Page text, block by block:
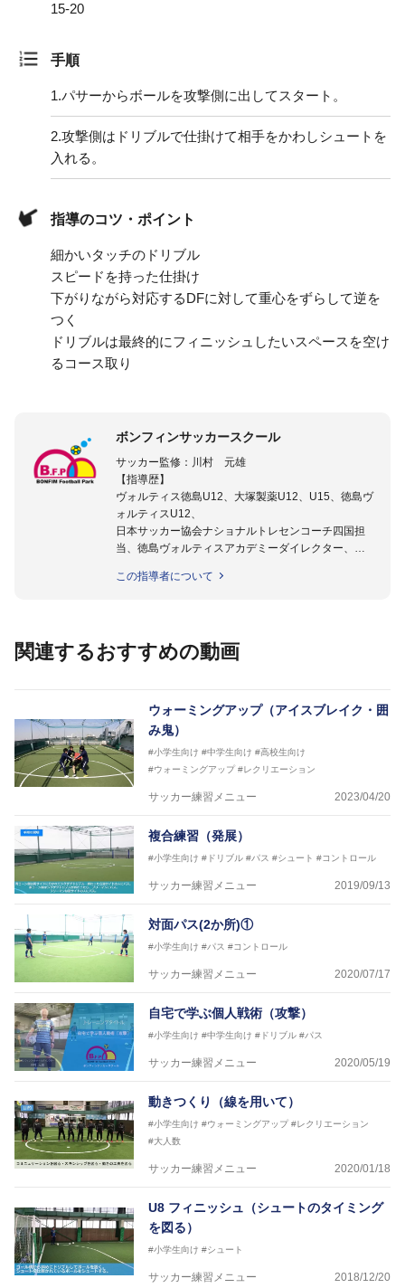
15-20
手順
1.パサーからボールを攻撃側に出してスタート。
2.攻撃側はドリブルで仕掛けて相手をかわしシュートを
入れる。
指導のコツ・ポイント
細かいタッチのドリブル
スピードを持った仕掛け
下がりながら対応するDFに対して重心をずらして逆を
つく
ドリブルは最終的にフィニッシュしたいスペースを空け
るコース取り
ボンフィンサッカースクール
サッカー監修：川村 元雄
【指導歴】
ヴォルティス徳島U12、大塚製薬U12、U15、徳島ヴ
ォルティスU12、
日本サッカー協会ナショナルトレセンコーチ四国担
当、徳島ヴォルティスアカデミーダイレクター、
日本サッカー協会公認B級養成講習会インストラクタ
協会公認キッズリーダーチーフインストラクター
【指導歴】
FリーグU23選抜監督、ミャンマー女子フットサル代
表監督
日本サッカー協会フットサルインストラクター、AFC
（アジアサッカー連盟）フットサルインストラクター
【資格】
JFA公認A級コーチジェネラルライセンス・JFA公認フ
ットサルB級コーチライセンス
横山 哲久
ASV ペスカドーラ町田 監督、FC VIGORE 監督
日本サッカー協会公認B級ライセンス・日本サッカー
協会公認フットサルB級ライセンス
※全コーチボンフィンサッカースクール所属
この指導者について
関連するおすすめの動画
ウォーミングアップ（アイスブレイク・囲
み鬼）
#小学生向け #中学生向け #高校生向け
#ウォーミングアップ #レクリエーション
サッカー練習メニュー 2023/04/20
複合練習（発展）
#小学生向け #ドリブル #パス #シュート #コントロール
サッカー練習メニュー 2019/09/13
対面パス(2か所)①
#小学生向け #パス #コントロール
サッカー練習メニュー 2020/07/17
自宅で学ぶ個人戦術（攻撃）
#小学生向け #中学生向け #ドリブル #パス
サッカー練習メニュー 2020/05/19
動きつくり（線を用いて）
#小学生向け #ウォーミングアップ #レクリエーション
#大人数
サッカー練習メニュー 2020/01/18
U8 フィニッシュ（シュートのタイミング
を図る）
#小学生向け #シュート
サッカー練習メニュー 2018/12/20